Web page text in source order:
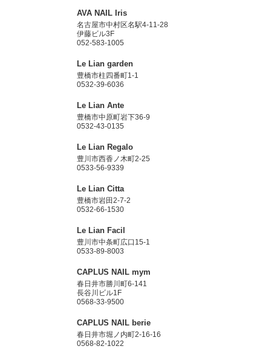
AVA NAIL Iris
名古屋市中村区名駅4-11-28
伊藤ビル3F
052-583-1005
Le Lian garden
豊橋市柱四番町1-1
0532-39-6036
Le Lian Ante
豊橋市中原町岩下36-9
0532-43-0135
Le Lian Regalo
豊川市西香ノ木町2-25
0533-56-9339
Le Lian Citta
豊橋市岩田2-7-2
0532-66-1530
Le Lian Facil
豊川市中条町広口15-1
0533-89-8003
CAPLUS NAIL mym
春日井市勝川町6-141
長谷川ビル1F
0568-33-9500
CAPLUS NAIL berie
春日井市堀ノ内町2-16-16
0568-82-1022